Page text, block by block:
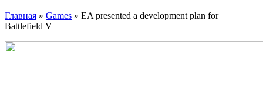
Главная » Games » EA presented a development plan for
Battlefield V